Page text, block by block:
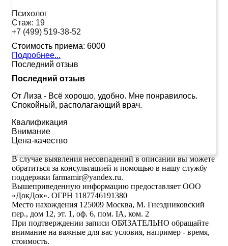
Психолог
Стаж: 19
+7 (499) 519-38-52
Стоимость приема: 6000
Подробнее...
Последний отзыв
Последний отзыв
От Лиза - Всё хорошо, удобно. Мне понравилось.
Спокойный, располагающий врач.
Квалификация
Внимание
Цена-качество
В случае выявления несовпадений в описании вы можете
обратиться за консультацией и помощью в нашу службу
поддержки farmamir@yandex.ru.
Вышеприведенную информацию предоставляет ООО
«ДокДок». ОГРН 1187746191380
Место нахождения 125009 Москва, М. Гнездниковский
пер., дом 12, эт. 1, оф. 6, пом. IA, ком. 2
При подтверждении записи ОБЯЗАТЕЛЬНО обращайте
внимание на важные для вас условия, например - время,
стоимость.